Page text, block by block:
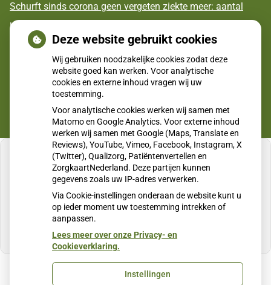
Schurft sinds corona geen vergeten ziekte meer: aantal
uitbraken fors gestegen
CZ vergoedt zorg van twee gespecialiseerde
revalidatieartsen niet meer
U heeft geen toestemming gegeven voor
externe inhoud die nodig is om dit te zien.
Cookie-instellingen wijzigen
Deze website gebruikt cookies
Wij gebruiken noodzakelijke cookies zodat deze
website goed kan werken. Voor analytische
cookies en externe inhoud vragen wij uw
toestemming.
Voor analytische cookies werken wij samen met
Matomo en Google Analytics. Voor externe inhoud
werken wij samen met Google (Maps, Translate en
Reviews), YouTube, Vimeo, Facebook, Instagram, X
(Twitter), Qualizorg, Patiëntenvertellen en
ZorgkaartNederland. Deze partijen kunnen
gegevens zoals uw IP-adres verwerken.
Via Cookie-instellingen onderaan de website kunt u
op ieder moment uw toestemming intrekken of
aanpassen.
Lees meer over onze Privacy- en
Cookieverklaring.
Instellingen